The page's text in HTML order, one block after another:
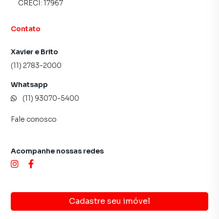
CRECI: 17967
Contato
Xavier e Brito
(11) 2783-2000
Whatsapp
(11) 93070-5400
Fale conosco
Cadastre seu imóvel
Acompanhe nossas redes